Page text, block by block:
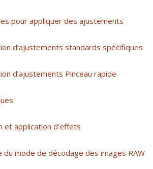
pour appliquer des ajustements
d’ajustements standards spécifiques
d’ajustements Pinceau rapide
et application d’effets
du mode de décodage des images RAW